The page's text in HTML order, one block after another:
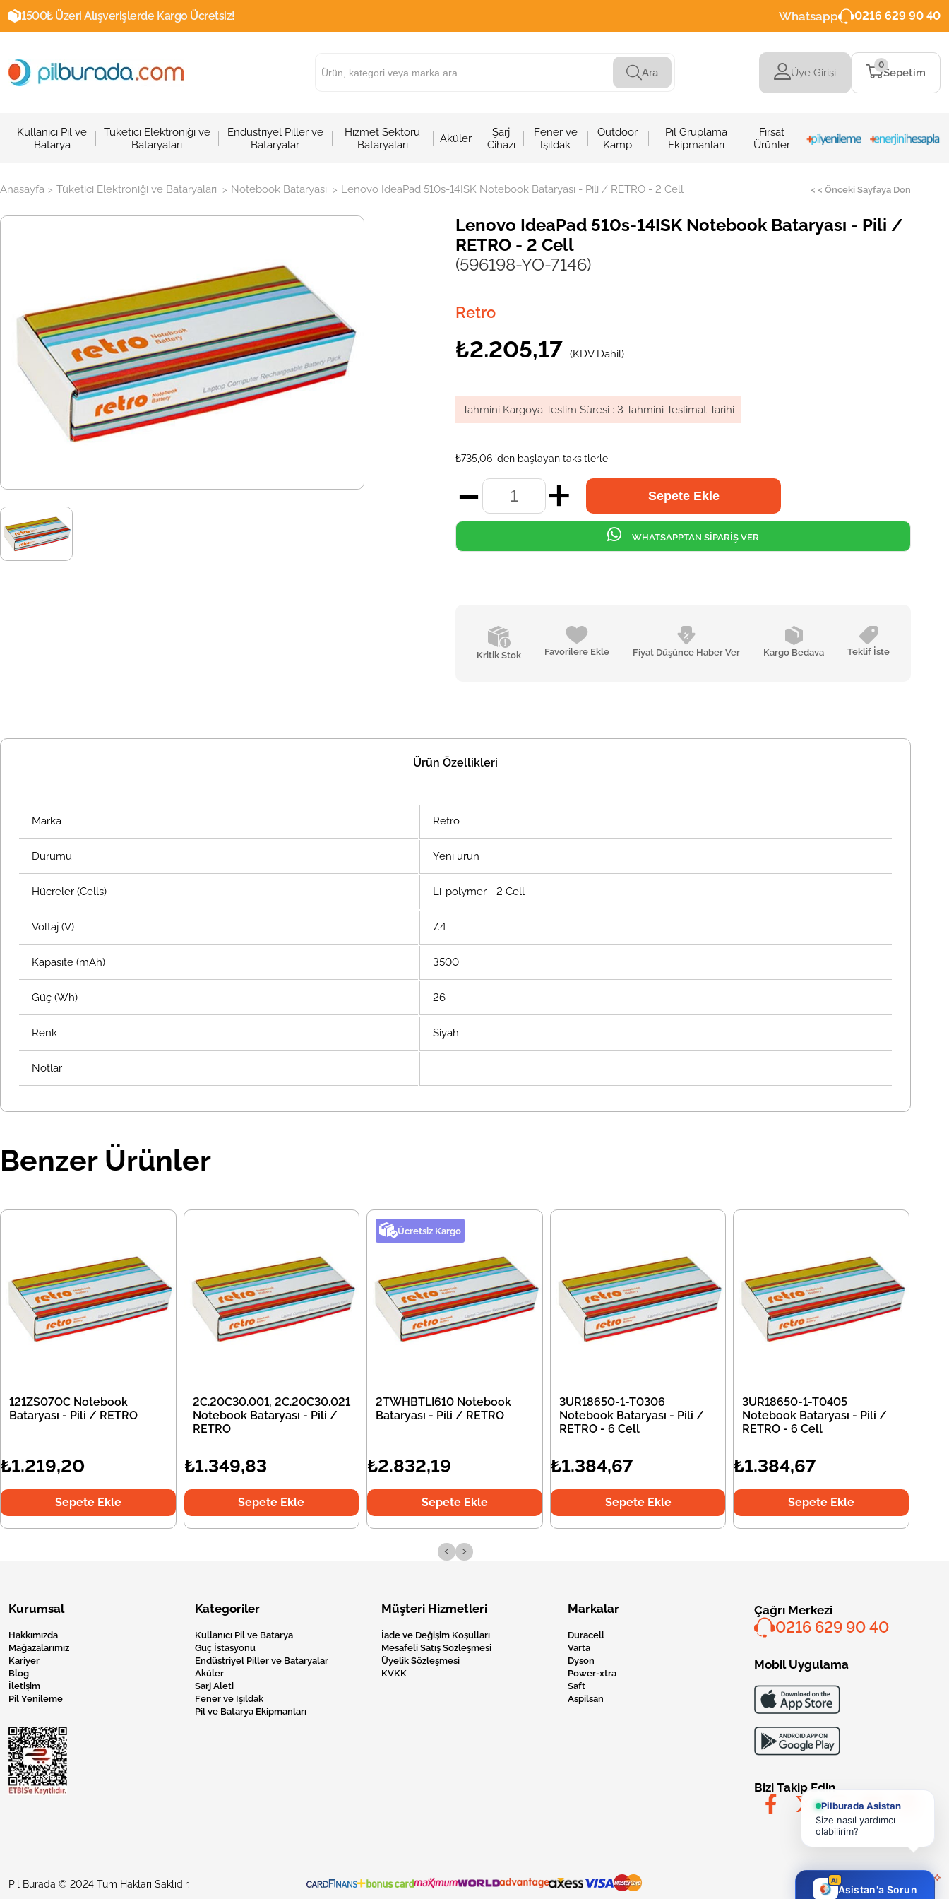
1500₺ Üzeri Alışverişlerde Kargo Ücretsiz! Whatsapp 0216 629 90 40
Ara Üye Girişi Sepetim
0
Kullanıcı Pil ve
Batarya
Tüketici Elektroniği ve
Bataryaları
Endüstriyel Piller ve
Bataryalar
Hizmet Sektörü
Bataryaları
Aküler
Şarj
Cihazı
Fener ve
Işıldak
Outdoor
Kamp
Pil Gruplama
Ekipmanları
Fırsat
Ürünler
Anasayfa > Tüketici Elektroniği ve Bataryaları > Notebook Bataryası > Lenovo IdeaPad 510s-14ISK Notebook Bataryası - Pili / RETRO - 2 Cell < < Önceki Sayfaya Dön
Lenovo IdeaPad 510s-14ISK Notebook Bataryası - Pili /
RETRO - 2 Cell
(596198-YO-7146)
Retro
₺2.205,17 (KDV Dahil)
Tahmini Kargoya Teslim Süresi : 3 Tahmini Teslimat Tarihi
₺735,06 'den başlayan taksitlerle
Kritik Stok Favorilere Ekle Fiyat Düşünce Haber Ver Kargo Bedava Teklif İste
WHATSAPPTAN SİPARİŞ VER
Ürün Özellikleri
Marka Retro
Durumu Yeni ürün
Hücreler (Cells) Li-polymer - 2 Cell
Voltaj (V) 7.4
Kapasite (mAh) 3500
Güç (Wh) 26
Renk Siyah
Notlar
Benzer Ürünler
121ZS07OC Notebook
Bataryası - Pili / RETRO
₺1.219,20
Sepete Ekle
2C.20C30.001, 2C.20C30.021
Notebook Bataryası - Pili /
RETRO
₺1.349,83
Sepete Ekle
Ücretsiz Kargo
2TWHBTLI610 Notebook
Bataryası - Pili / RETRO
₺2.832,19
Sepete Ekle
3UR18650-1-T0306
Notebook Bataryası - Pili /
RETRO - 6 Cell
₺1.384,67
Sepete Ekle
3UR18650-1-T0405
Notebook Bataryası - Pili /
RETRO - 6 Cell
₺1.384,67
Sepete Ekle
‹ ›
Kurumsal
Hakkımızda
Mağazalarımız
Kariyer
Blog
İletişim
Pil Yenileme
Kategoriler
Kullanıcı Pil ve Batarya
Güç İstasyonu
Endüstriyel Piller ve Bataryalar
Aküler
Sarj Aleti
Fener ve Işıldak
Pil ve Batarya Ekipmanları
Müşteri Hizmetleri
İade ve Değişim Koşulları
Mesafeli Satış Sözleşmesi
Üyelik Sözleşmesi
KVKK
Markalar
Duracell
Varta
Dyson
Power-xtra
Saft
Aspilsan
Çağrı Merkezi
0216 629 90 40
Mobil Uygulama
Bizi Takip Edin
Pil Burada © 2024 Tüm Hakları Saklıdır.
Pilburada Asistan
Size nasıl yardımcı
olabilirim?
AI
Asistan'a Sorun